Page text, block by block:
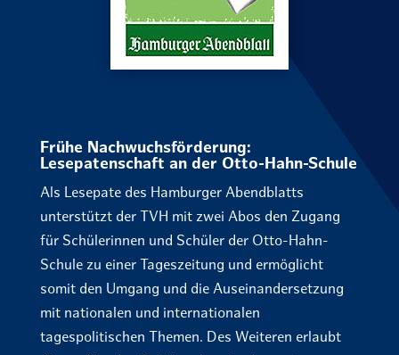
Frühe Nachwuchsförderung:
Lesepatenschaft an der Otto-Hahn-Schule
Als Lesepate des Hamburger Abendblatts
unterstützt der TVH mit zwei Abos den Zugang
für Schülerinnen und Schüler der Otto-Hahn-
Schule zu einer Tageszeitung und ermöglicht
somit den Umgang und die Auseinandersetzung
mit nationalen und internationalen
tagespolitischen Themen. Des Weiteren erlaubt